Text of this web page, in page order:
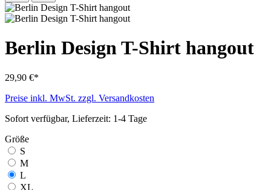
Berlin Design T-Shirt hangout
29,90 €*
Preise inkl. MwSt. zzgl. Versandkosten
Sofort verfügbar, Lieferzeit: 1-4 Tage
Größe
S
M
L
XL